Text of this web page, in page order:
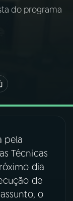
do programa
pela
Técnicas
dia
de
o